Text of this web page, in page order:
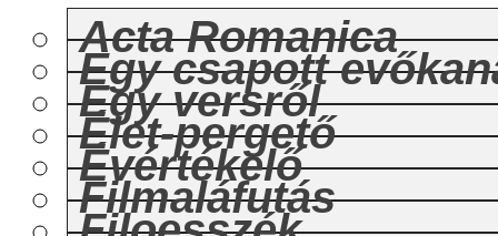
Acta Romanica
Egy csapott
Egy versről
Élet-pergető
Évértékelő
Filmaláfutás